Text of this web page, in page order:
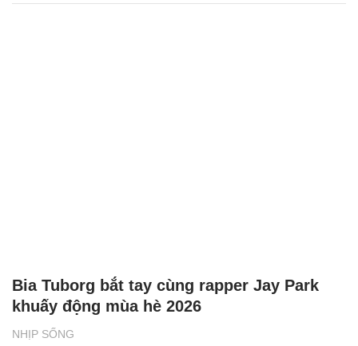
NHỊP SỐNG
Bia Tuborg bắt tay cùng rapper Jay Park
khuấy động mùa hè 2026